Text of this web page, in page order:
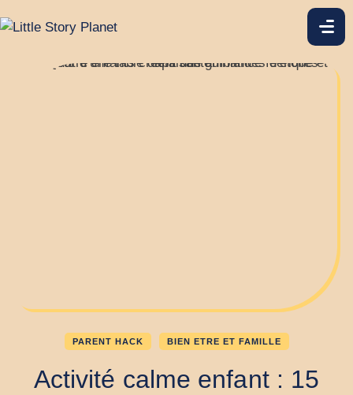
PARENT HACK BIEN ETRE ET FAMILLE
Activité calme enfant : 15